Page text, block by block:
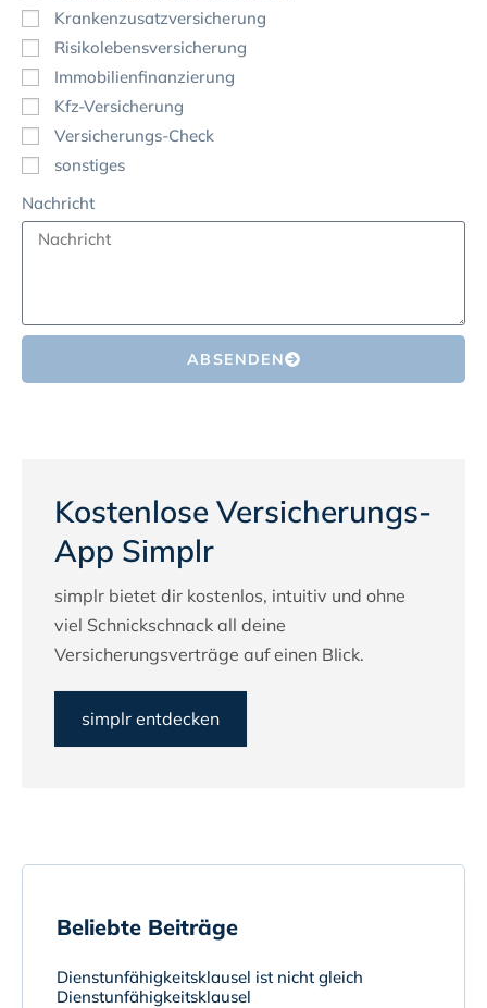
Krankenzusatzversicherung
Risikolebensversicherung
Immobilienfinanzierung
Kfz-Versicherung
Versicherungs-Check
sonstiges
Nachricht
ABSENDEN
Kostenlose Versicherungs-
App Simplr
simplr bietet dir kostenlos, intuitiv und ohne
viel Schnickschnack all deine
Versicherungsverträge auf einen Blick.
simplr entdecken
Beliebte Beiträge
Dienstunfähigkeitsklausel ist nicht gleich
Dienstunfähigkeitsklausel